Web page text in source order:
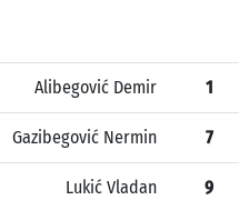
Alibegović Demir 1
Gazibegović Nermin 7
Lukić Vladan 9